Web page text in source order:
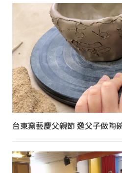
台東窯藝慶父親節 邀父子做陶